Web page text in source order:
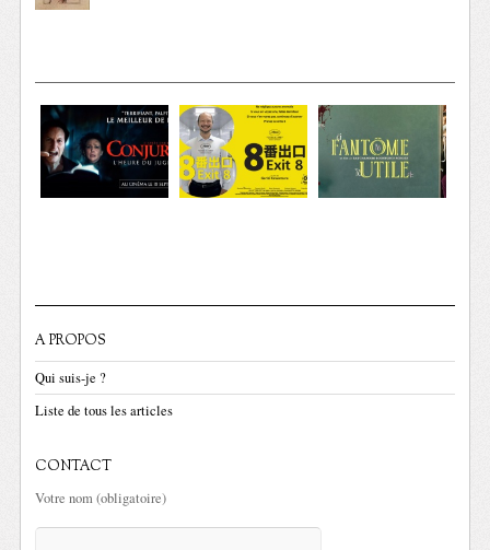
A PROPOS
Qui suis-je ?
Liste de tous les articles
CONTACT
Votre nom (obligatoire)